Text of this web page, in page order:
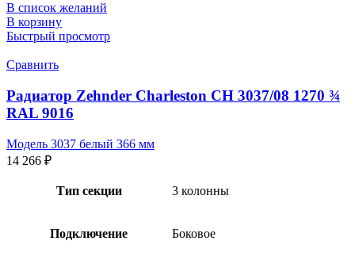
В список желаний
В корзину
Быстрый просмотр
Сравнить
Радиатор Zehnder Charleston CH 3037/08 1270 ¾
RAL 9016
Модель 3037 белый 366 мм
14 266 ₽
Тип секции 3 колонны
Подключение Боковое